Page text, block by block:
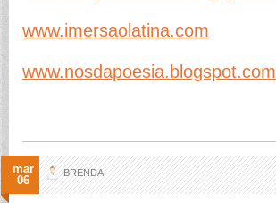
www.imersaolatina.com
www.nosdapoesia.blogspot.com
mar
06
BRENDA